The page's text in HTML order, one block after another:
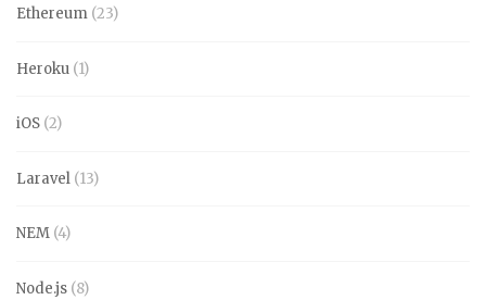
Ethereum (23)
Heroku (1)
iOS (2)
Laravel (13)
NEM (4)
Node.js (8)